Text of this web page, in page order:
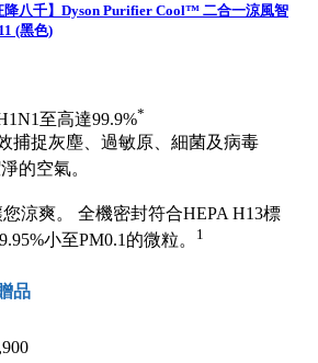
降八千】Dyson Purifier Cool™ 二合一涼風智
(黑色)
至高達99.9%*
捕捉灰塵、過敏原、細菌及病毒
的空氣。
您涼爽。 全機密封符合HEPA H13標
小至PM0.1的微粒。 1
品